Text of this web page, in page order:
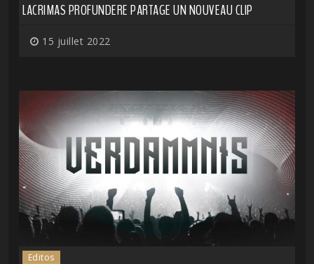
LACRIMAS PROFUNDERE PARTAGE UN NOUVEAU CLIP
15 juillet 2022
Editos